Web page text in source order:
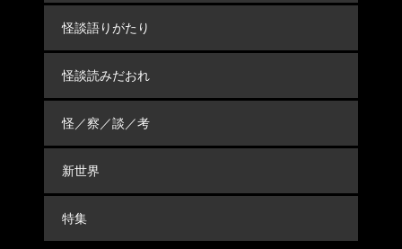
怪談語りがたり
怪談読みだおれ
怪／察／談／考
新世界
特集